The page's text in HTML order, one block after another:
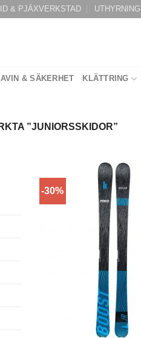
& PJÄXVERKSTAD UTHYRNING
& SÄKERHET KLÄTTRING
”JUNIORSSKIDOR”
-30%